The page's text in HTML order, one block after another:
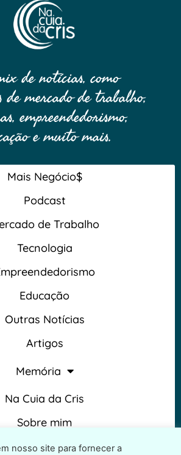
de notícias, como
de mercado de trabalho,
empreendedorismo,
e muito mais.
Mais Negócio$
Podcast
de Trabalho
Tecnologia
Educação
Outras Notícias
Artigos
Memória
Na Cuia da Cris
Sobre mim
e Condições
nosso site para fornecer a